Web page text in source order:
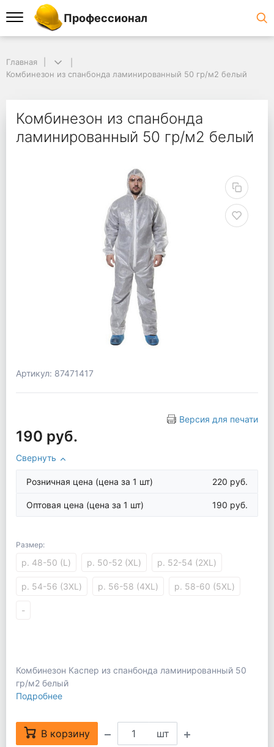
Профессионал
Главная
Комбинезон из спанбонда ламинированный 50 гр/м2 белый
Комбинезон из спанбонда
ламинированный 50 гр/м2 белый
Артикул: 87471417
Версия для печати
190 руб.
Свернуть
Розничная цена (цена за 1 шт) 220 руб.
Оптовая цена (цена за 1 шт) 190 руб.
Размер:
р. 48-50 (L) р. 50-52 (XL) р. 52-54 (2XL)
р. 54-56 (3XL) р. 56-58 (4XL) р. 58-60 (5XL)
-
Комбинезон Каспер из спанбонда ламинированный 50
гр/м2 белый
Подробнее
В корзину шт